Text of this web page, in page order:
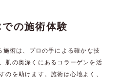
の施術体験
術は、プロの手による確かな技
肌の奥深くにあるコラーゲンを活
のを助けます。施術は心地よく、